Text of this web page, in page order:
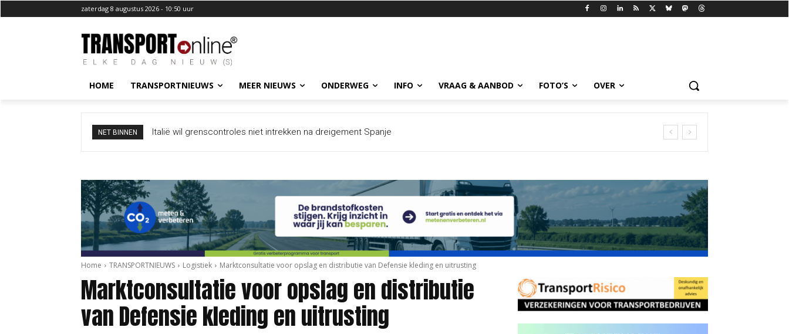
zaterdag 8 augustus 2026 - 10:50 uur
HOME TRANSPORTNIEUWS MEER NIEUWS ONDERWEG INFO VRAAG & AANBOD FOTO’S OVER
NET BINNEN Italië wil grenscontroles niet intrekken na dreigement Spanje
Home TRANSPORTNIEUWS Logistiek Marktconsultatie voor opslag en distributie van Defensie kleding en uitrusting
Marktconsultatie voor opslag en distributie
van Defensie kleding en uitrusting